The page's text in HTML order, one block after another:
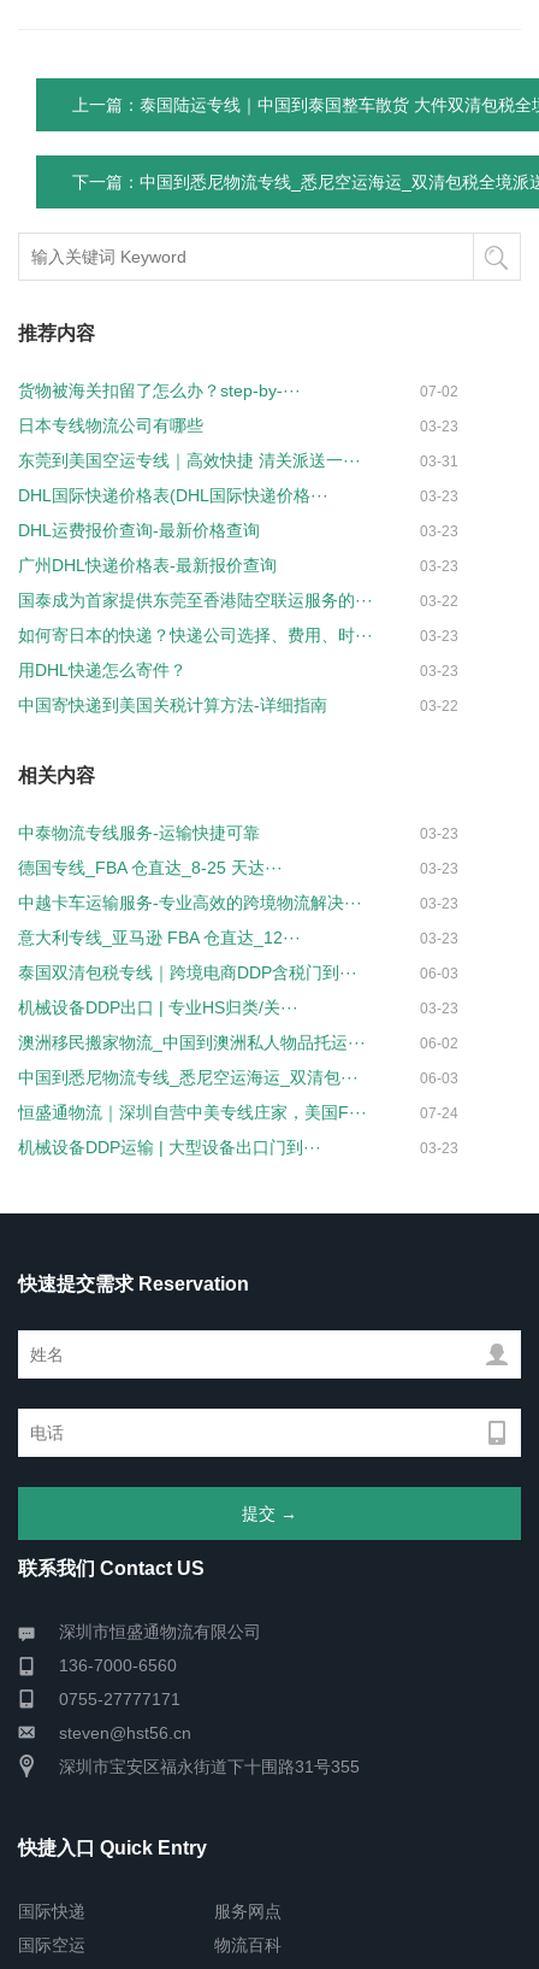
上一篇：泰国陆运专线｜中国到泰国整车散货 大件双清包税全
下一篇：中国到悉尼物流专线_悉尼空运海运_双清包税全境派
推荐内容
货物被海关扣留了怎么办？step-by-··· 07-02
日本专线物流公司有哪些 03-23
东莞到美国空运专线｜高效快捷 清关派送一··· 03-31
DHL国际快递价格表(DHL国际快递价格··· 03-23
DHL运费报价查询-最新价格查询 03-23
广州DHL快递价格表-最新报价查询 03-23
国泰成为首家提供东莞至香港陆空联运服务的··· 03-22
如何寄日本的快递？快递公司选择、费用、时··· 03-23
用DHL快递怎么寄件？ 03-23
中国寄快递到美国关税计算方法-详细指南 03-22
相关内容
中泰物流专线服务-运输快捷可靠 03-23
德国专线_FBA 仓直达_8-25 天达··· 03-23
中越卡车运输服务-专业高效的跨境物流解决··· 03-23
意大利专线_亚马逊 FBA 仓直达_12··· 03-23
泰国双清包税专线｜跨境电商DDP含税门到··· 06-03
机械设备DDP出口 | 专业HS归类/关··· 03-23
澳洲移民搬家物流_中国到澳洲私人物品托运··· 06-02
中国到悉尼物流专线_悉尼空运海运_双清包··· 06-03
恒盛通物流｜深圳自营中美专线庄家，美国F··· 07-24
机械设备DDP运输 | 大型设备出口门到··· 03-23
快速提交需求 Reservation
联系我们 Contact US
深圳市恒盛通物流有限公司
136-7000-6560
0755-27777171
steven@hst56.cn
深圳市宝安区福永街道下十围路31号355
快捷入口 Quick Entry
国际快递
国际空运
服务网点
物流百科